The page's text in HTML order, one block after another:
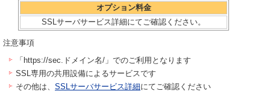
オプション料金
SSLサーバサービス詳細にてご確認ください。
注意事項
「https://sec.ドメイン名/」でのご利用となります
SSL専用の共用設備によるサービスです
その他は、 SSLサーバサービス詳細にてご確認ください